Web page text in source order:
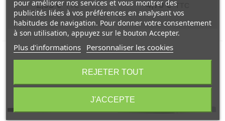
2,95 € TTC 4,70 € TTC
pour améliorer nos services et vous montrer des
publicités liées à vos préférences en analysant vos
habitudes de navigation. Pour donner votre consentement
à son utilisation, appuyez sur le bouton Accepter.
Plus d'informations Personnaliser les cookies
REJETER TOUT
J'ACCEPTE